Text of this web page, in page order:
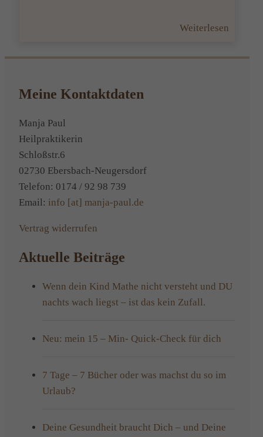
Weiterlesen
Meine Kontaktdaten
Manja Paul
Heilpraktikerin
Schloßstr.6
02730 Ebersbach-Neugersdorf
Telefon: 0174 / 92 98 739
Email: info [at] manja-paul.de
Vertrag widerrufen
Aktuelle Beiträge
Wenn dein Kind Mathe nicht versteht und DU
nachts wach liegst – ist das kein Zufall.
Neu: mein 15 – Min- Quick-Check für dich
7 Tage – 7 Bücher oder was machst du so im
Urlaub?
Deine Gesundheit braucht Dich – und Deine